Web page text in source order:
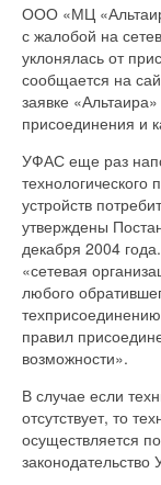
ООО «МЦ
с жалобой на
уклонялась от
сообщается на
заявке
присоединения и
УФАС еще раз
устройств
утверждены
декабря 2004
«сетевая
любого
правил
возможности».
В случае если
отсутствует, то
осуществляется